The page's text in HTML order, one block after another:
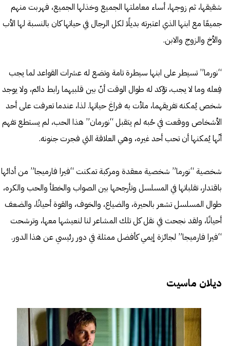
شقيقها، ثم زوجها، أساء معاملتها الجميع وخذلها الجميع، فهربت منهم
جميعًا مع ابنها الذي اعتبرته بديلًا لكل الرجال في حياتها كان بالنسبة لها الأب
والأخ والزوج والابن.
“نورما” تسيطر على ابنها سيطرة تامة وتضع له عشرات القواعد لما يجب
فِعله وما لا يجب، تؤكد له طوال الوقت أنّ بين قلبيهما رابط دائم، ولا يوجد
شخص يُمكنه تفريقهما، ملأت به فراغ حياتها. لذا، عندما تعرفت على أحد
الأشخاص ووقعت في حُبه لم يتقبل “نورمان” هذا الحب، لم يستطع تفهم
أنّها يُمكنها أن تحب أحد غيره، وهي العلاقة التي فجرت جنونه.
شخصية “نورما” شخصية معقدة ومركبة تمكنت “فيرا فارميجا” من أدائها
باقتدار، تقلباتها في المسلسل وتأرجحها بين الصواب والخطأ والحب والكره،
طوال المسلسل تشعر بالحيرة، والضياع، والخوف، والقوة أحيانًا، والضعف
أحيانًا، ولقد نجحت في نقل كل تلك المشاعر لنا لنعيشها معها، وترشحت
“فيرا فارميجا” لجائزة إيمي كأفضل ممثلة في دور رئيسي عن هذا الدور.
ديلان ماسيت